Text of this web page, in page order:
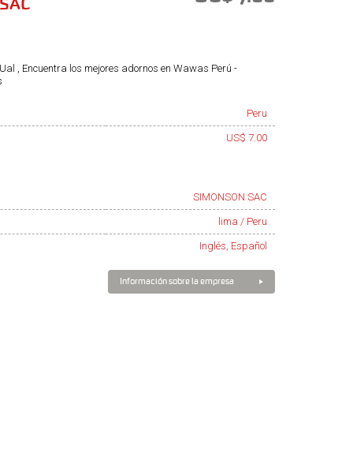
, Encuentra los mejores adornos en Wawas Perú -
Peru
US$ 7.00
SIMONSON SAC
lima / Peru
Inglés, Español
Información sobre la empresa